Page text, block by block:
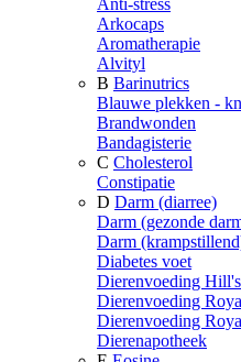
Anti-stress
Arkocaps
Aromatherapie
Alvityl
B Barinutrics
Blauwe plekken -
Brandwonden
Bandagisterie
C Cholesterol
Constipatie
D Darm (diarree)
Darm (gezonde
Darm
Diabetes voet
Dierenvoeding
Dierenvoeding
Dierenvoeding
Dierenapotheek